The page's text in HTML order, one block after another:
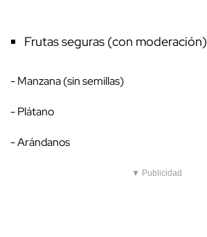
Frutas seguras (con moderación)
- Manzana (sin semillas)
- Plátano
- Arándanos
▼ Publicidad